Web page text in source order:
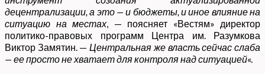
децентрализации, а это — и бюджеты, и иное влияние на
ситуацию на местах, — поясняет «Вестям» директор
политико-правовых программ Центра им. Разумкова
Виктор Замятин. —Центральная же власть сейчас слаба
— ее просто не хватает для контроля над ситуацией«.